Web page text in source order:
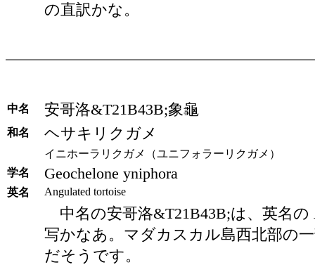
の直訳かな。
中名 安哥洛&T21B43B;象龜
和名 ヘサキリクガメ
イニホーラリクガメ（ユニフォラーリクガメ）
学名
Geochelone yniphora
英名 Angulated tortoise
中名の安哥洛&T21B43B;は、英名の
写かなあ。マダカスカル島西北部の
だそうです。